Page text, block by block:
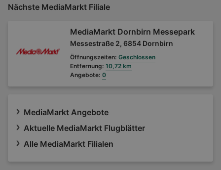
Nächste MediaMarkt Filiale
MediaMarkt Dornbirn Messepark
Messestraße 2, 6854 Dornbirn
Öffnungszeiten: Geschlossen
Entfernung: 10,72 km
Angebote: 0
MediaMarkt Angebote
Aktuelle MediaMarkt Flugblätter
Alle MediaMarkt Filialen